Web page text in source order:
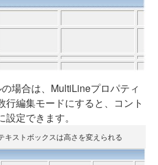
場合は、MultiLineプロパティ
行編集モードにすると、コント
定できます。
キストボックスは高さを変えられる